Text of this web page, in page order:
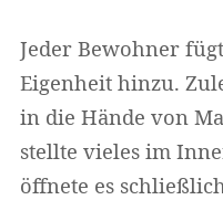
Jeder Bewohner
Eigenheit hinzu.
in die Hände von
stellte vieles im
öffnete es